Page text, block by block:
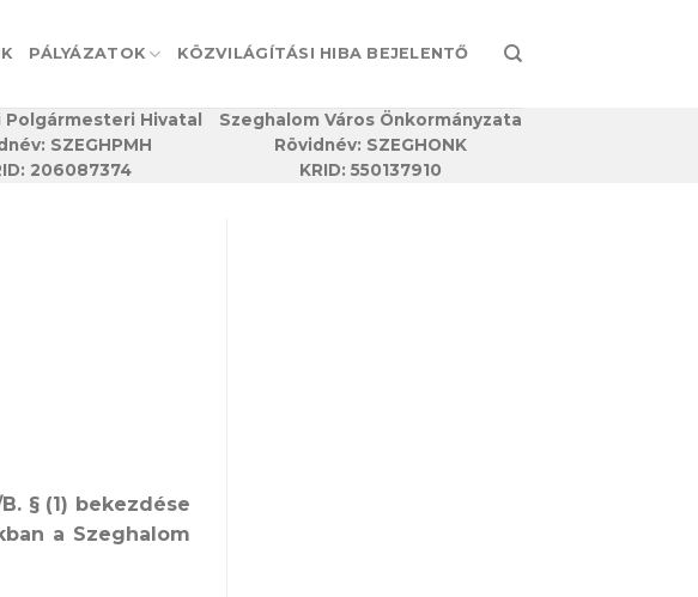
PÁLYÁZATOK KÖZVILÁGÍTÁSI HIBA BEJELENTŐ
Polgármesteri Hivatal
SZEGHPMH
206087374
Szeghalom Város Önkormányzata
Rövidnév: SZEGHONK
KRID: 550137910
§ (1) bekezdése
a Szeghalom